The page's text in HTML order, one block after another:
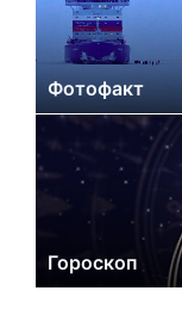
Фотофакт
Гороскоп